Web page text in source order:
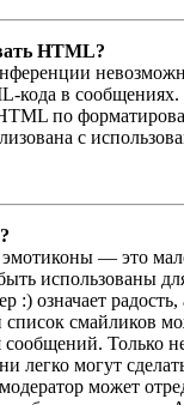
HTML?
кода в сообщениях.
по
с
— это
использованы
:) означает радость,
смайликов
Только
легко могут
может